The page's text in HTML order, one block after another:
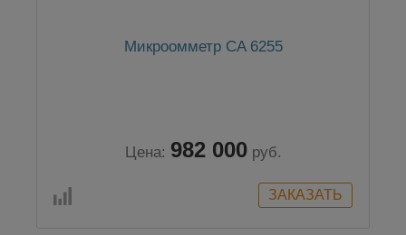
Микроомметр CA 6255
Цена: 982 000 руб.